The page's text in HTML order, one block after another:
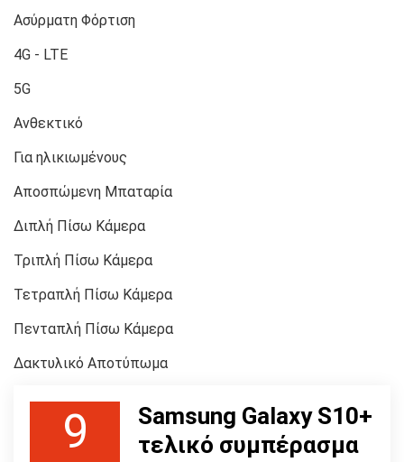
Ασύρματη Φόρτιση
4G - LTE
5G
Ανθεκτικό
Για ηλικιωμένους
Αποσπώμενη Μπαταρία
Διπλή Πίσω Κάμερα
Τριπλή Πίσω Κάμερα
Τετραπλή Πίσω Κάμερα
Πενταπλή Πίσω Κάμερα
Δακτυλικό Αποτύπωμα
9
Samsung Galaxy S10+
τελικό συμπέρασμα